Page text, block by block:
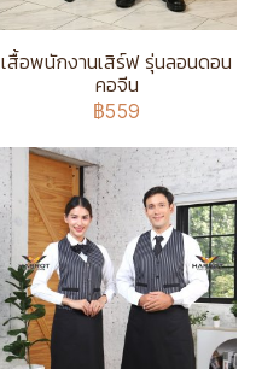
เสื้อพนักงานเสิร์ฟ รุ่นลอนดอน
คอจีน
฿559